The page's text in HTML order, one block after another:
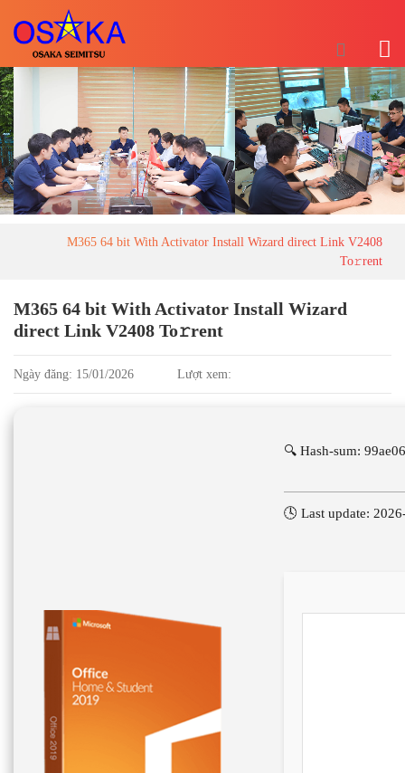
M365 64 bit With Activator Install Wizard direct Link V2408
To𝚛rent
M365 64 bit With Activator Install Wizard
direct Link V2408 To𝚛rent
Ngày đăng: 15/01/2026 Lượt xem:
🔍 Hash-sum:
🕓 Last update: